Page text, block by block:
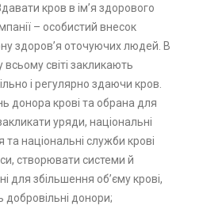
кров в ім’я здорового
– особистий внесок
здоров’я оточуючих людей. В
світі закликають
і регулярно здаючи кров.
донора крові та обрана для
уряди, національні
та національні служби крові
створювати системи й
для збільшення об’єму крові,
донори;